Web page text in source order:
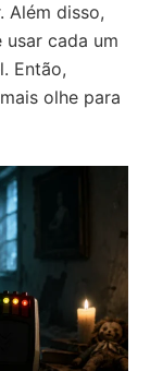
Além disso,
cada um
Então,
olhe para